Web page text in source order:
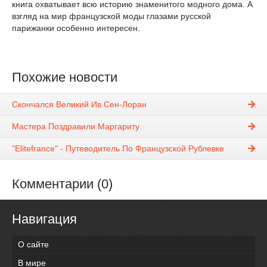
книга охватывает всю историю знаменитого модного дома. А
взгляд на мир французской моды глазами русской
парижанки особенно интересен.
Похожие новости
Скончался Великий Ив Сен-Лоран
Мастера Поздравили Маргариту
"Elitefrance" - Путеводитель По Французской Рублевке
Комментарии (0)
Навигация
О сайте
В мире